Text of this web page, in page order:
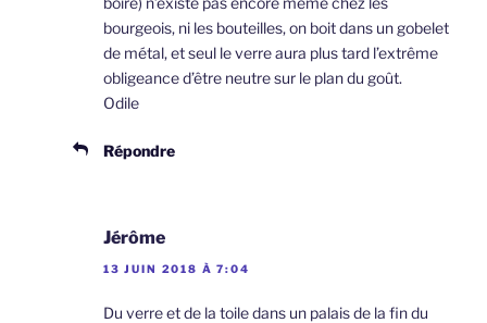
bourgeois, ni les bouteilles, on boit dans un gobelet
de métal, et seul le verre aura plus tard l’extrême
obligeance d’être neutre sur le plan du goût.
Odile
Répondre
Jérôme
13 JUIN 2018 À 7:04
Du verre et de la toile dans un palais de la fin du